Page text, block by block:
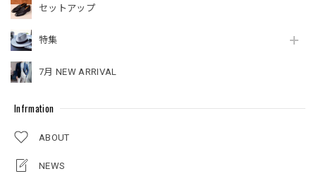
セットアップ
特集
7月 NEW ARRIVAL
Infrmation
ABOUT
NEWS